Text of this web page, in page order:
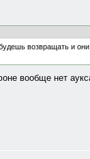
возвращать и
вообще нет